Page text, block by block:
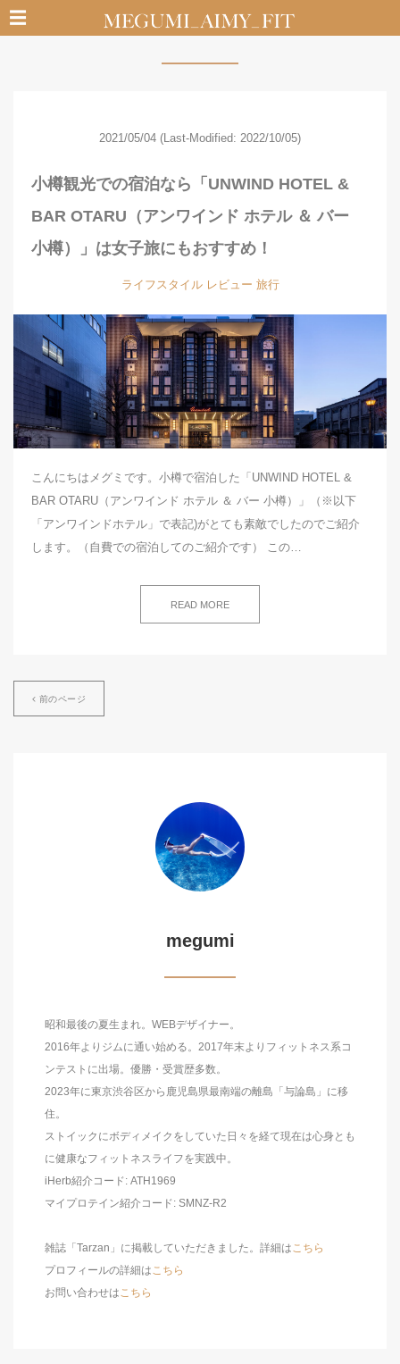
☰ タグ：旅行が付いている記事一覧
2021/05/04 (Last-Modified: 2022/10/05)
小樽観光での宿泊なら「UNWIND HOTEL &
BAR OTARU（アンワインド ホテル ＆ バー
小樽）」は女子旅にもおすすめ！
ライフスタイル レビュー 旅行
こんにちはメグミです。小樽で宿泊した「UNWIND HOTEL &
BAR OTARU（アンワインド ホテル ＆ バー 小樽）」（※以下
「アンワインドホテル」で表記)がとても素敵でしたのでご紹介
します。（自費での宿泊してのご紹介です） この…
READ MORE
前のページ
megumi
昭和最後の夏生まれ。WEBデザイナー。
2016年よりジムに通い始める。2017年末よりフィットネス系コ
ンテストに出場。優勝・受賞歴多数。
2023年に東京渋谷区から鹿児島県最南端の離島「与論島」に移
住。
ストイックにボディメイクをしていた日々を経て現在は心身とも
に健康なフィットネスライフを実践中。
iHerb紹介コード: ATH1969
マイプロテイン紹介コード: SMNZ-R2
雑誌「Tarzan」に掲載していただきました。詳細はこちら
プロフィールの詳細はこちら
お問い合わせはこちら